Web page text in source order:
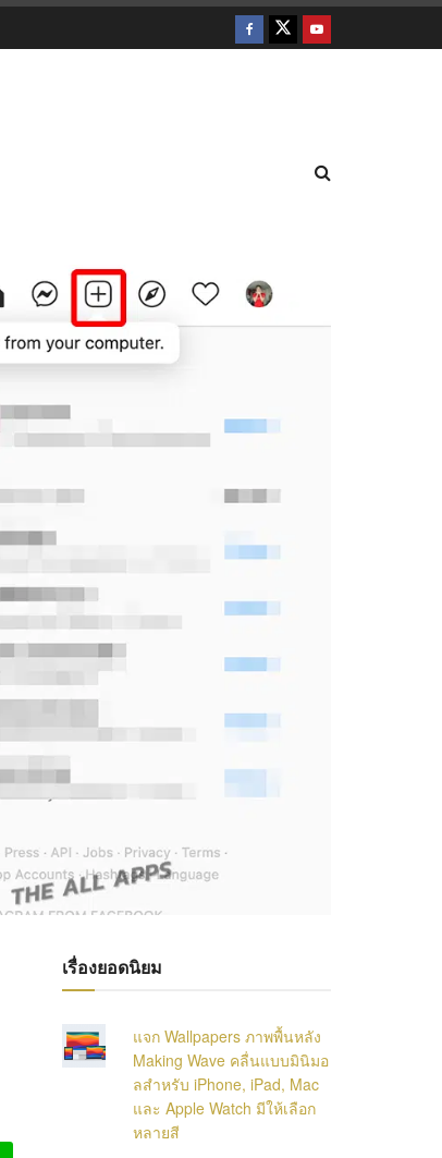
เรื่องยอดนิยม
แจก Wallpapers ภาพพื้นหลัง
Making Wave คลื่นแบบมินิมอ
ลสำหรับ iPhone, iPad, Mac
และ Apple Watch มีให้เลือก
หลายสี